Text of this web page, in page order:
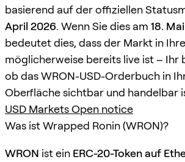
basierend auf der offiziellen
April 2026. Wenn Sie dies am 18.
bedeutet dies, dass der Markt in
möglicherweise bereits live ist – Ihr
ob das WRON-USD-Orderbuch in
Oberfläche sichtbar und handelbar
USD Markets Open notice
Was ist Wrapped Ronin (WRON)?
WRON ist ein ERC-20-Token auf